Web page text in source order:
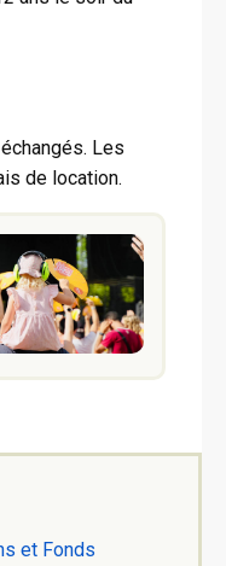
Les
de location.
et Fonds